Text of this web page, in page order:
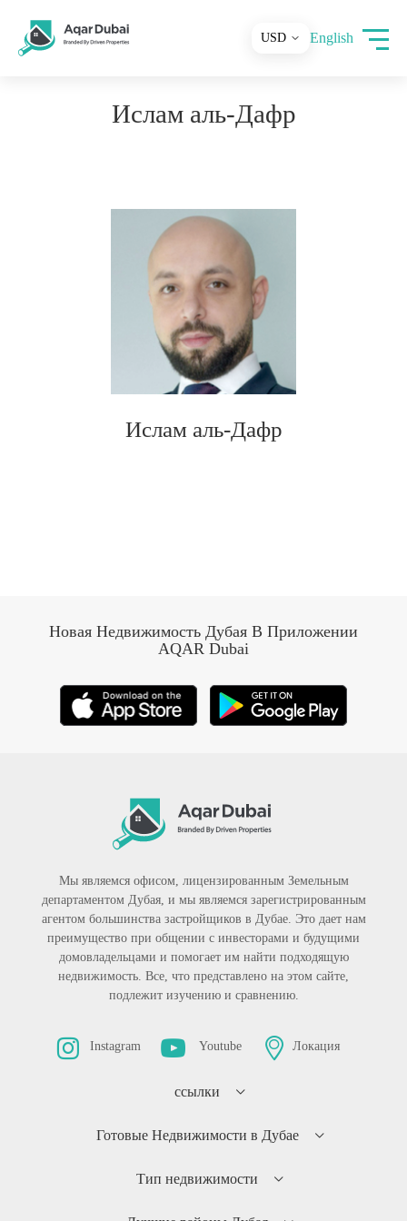
English
Ислам аль-Дафр
Ислам аль-Дафр
Новая Недвижимость Дубая В Приложении
AQAR Dubai
Мы являемся офисом, лицензированным Земельным
департаментом Дубая, и мы являемся зарегистрированным
агентом большинства застройщиков в Дубае. Это дает нам
преимущество при общении с инвесторами и будущими
домовладельцами и помогает им найти подходящую
недвижимость. Все, что представлено на этом сайте,
подлежит изучению и сравнению.
Instagram Youtube Локация
ссылки
Готовые Недвижимости в Дубае
Тип недвижимости